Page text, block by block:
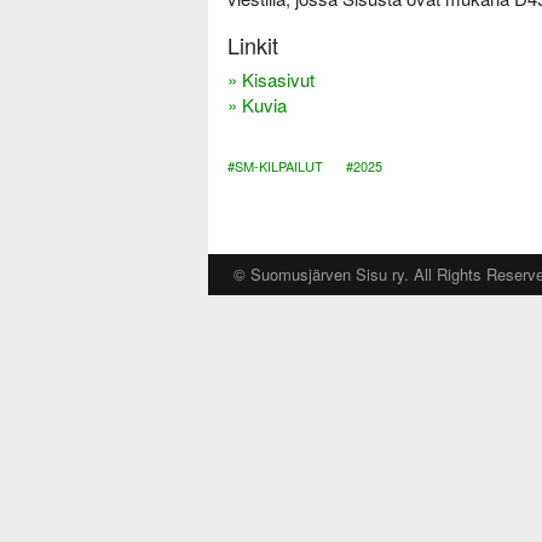
Linkit
» Kisasivut
» Kuvia
#SM-KILPAILUT #2025
© Suomusjärven Sisu ry. All Rights